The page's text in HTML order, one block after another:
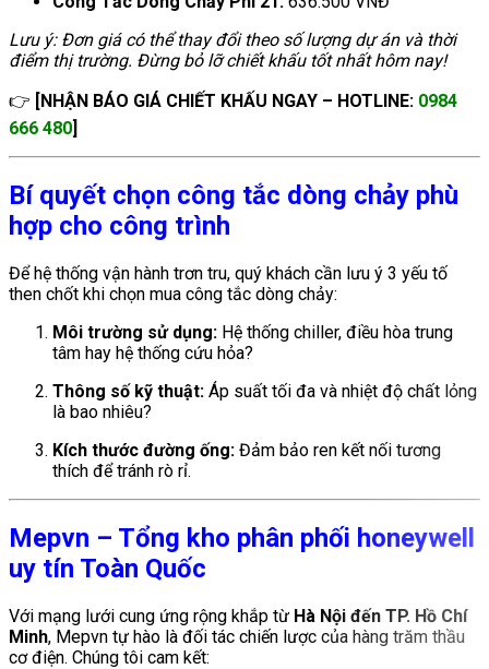
Lưu ý: Đơn giá có thể thay đổi theo số lượng dự án và thời
điểm thị trường. Đừng bỏ lỡ chiết khấu tốt nhất hôm nay!
👉 [NHẬN BÁO GIÁ CHIẾT KHẤU NGAY – HOTLINE: 0984
666 480]
Bí quyết chọn công tắc dòng chảy phù
hợp cho công trình
Để hệ thống vận hành trơn tru, quý khách cần lưu ý 3 yếu tố
then chốt khi chọn mua công tắc dòng chảy:
Môi trường sử dụng: Hệ thống chiller, điều hòa trung
tâm hay hệ thống cứu hỏa?
Thông số kỹ thuật: Áp suất tối đa và nhiệt độ chất lỏng
là bao nhiêu?
Kích thước đường ống: Đảm bảo ren kết nối tương
thích để tránh rò rỉ.
Mepvn – Tổng kho phân phối honeywell
uy tín Toàn Quốc
Với mạng lưới cung ứng rộng khắp từ Hà Nội đến TP. Hồ Chí
Minh, Mepvn tự hào là đối tác chiến lược của hàng trăm thầu
cơ điện. Chúng tôi cam kết: